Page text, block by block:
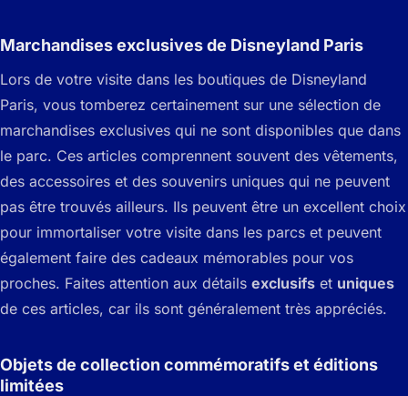
Marchandises exclusives de Disneyland Paris
Lors de votre visite dans les boutiques de Disneyland
Paris, vous tomberez certainement sur une sélection de
marchandises exclusives qui ne sont disponibles que dans
le parc. Ces articles comprennent souvent des vêtements,
des accessoires et des souvenirs uniques qui ne peuvent
pas être trouvés ailleurs. Ils peuvent être un excellent choix
pour immortaliser votre visite dans les parcs et peuvent
également faire des cadeaux mémorables pour vos
proches. Faites attention aux détails exclusifs et uniques
de ces articles, car ils sont généralement très appréciés.
Objets de collection commémoratifs et éditions
limitées